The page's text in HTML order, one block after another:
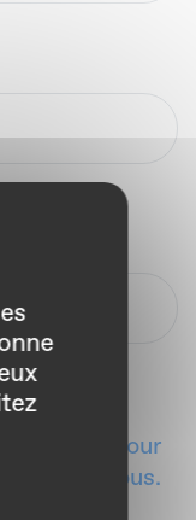
délais pour
rendez-vous.